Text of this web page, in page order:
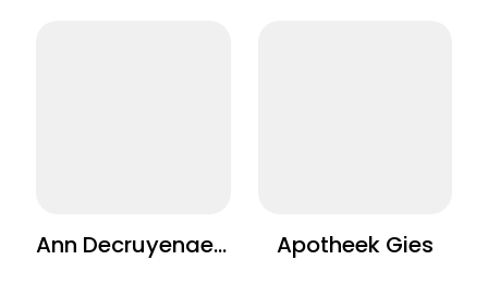
Ann Decruyenaere Apotheek Gies